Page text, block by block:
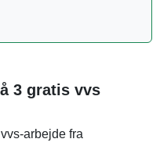
3 gratis vvs
arbejde fra